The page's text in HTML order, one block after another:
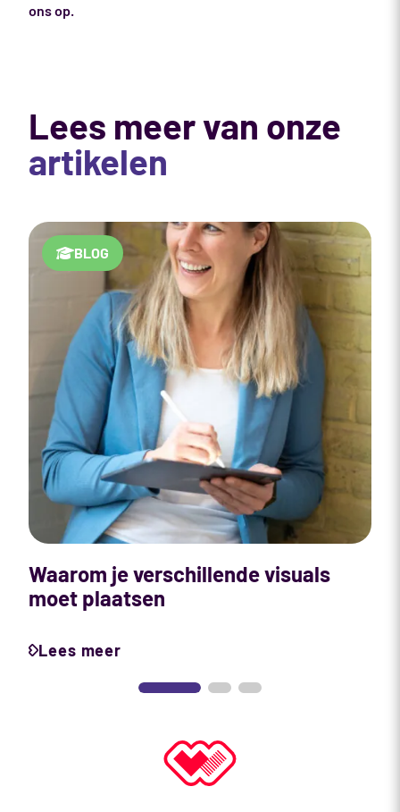
ons op.
Lees meer van onze
artikelen
BLOG
Waarom je verschillende visuals
moet plaatsen
Lees meer